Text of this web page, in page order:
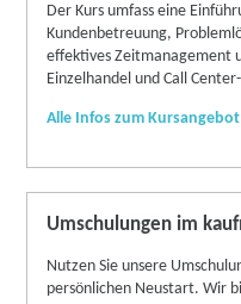
Der Kurs umfass eine
Kundenbetreuung,
effektives Zeitmanagement
Einzelhandel und Call
Alle Infos zum Kursangebot
Umschulungen im
Nutzen Sie unsere
persönlichen Neustart. Wir